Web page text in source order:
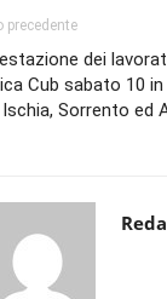
precedente
dei
Cub sabato 10
Sorrento ed